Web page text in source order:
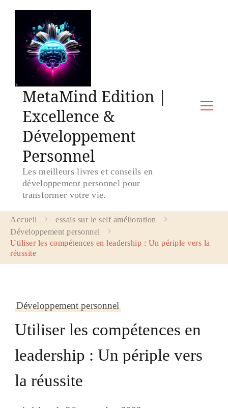
MetaMind Edition |
Excellence &
Développement
Personnel
Les meilleurs livres et conseils en
développement personnel pour
transformer votre vie.
Accueil
essais sur le self amélioration
Développement personnel
Utiliser les compétences en leadership : Un périple vers la
réussite
Développement personnel
Utiliser les compétences en
leadership : Un périple vers
la réussite